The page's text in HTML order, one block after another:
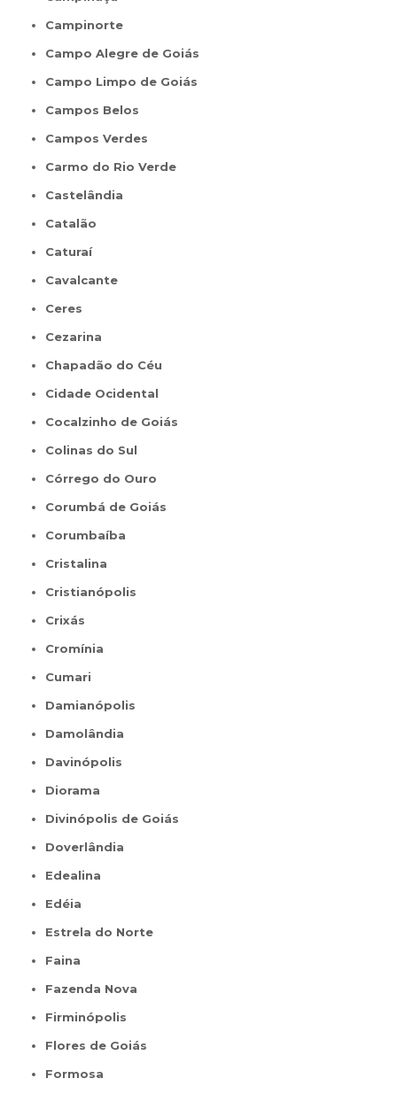
Campinorte
Campo Alegre de Goiás
Campo Limpo de Goiás
Campos Belos
Campos Verdes
Carmo do Rio Verde
Castelândia
Catalão
Caturaí
Cavalcante
Ceres
Cezarina
Chapadão do Céu
Cidade Ocidental
Cocalzinho de Goiás
Colinas do Sul
Córrego do Ouro
Corumbá de Goiás
Corumbaíba
Cristalina
Cristianópolis
Crixás
Cromínia
Cumari
Damianópolis
Damolândia
Davinópolis
Diorama
Divinópolis de Goiás
Doverlândia
Edealina
Edéia
Estrela do Norte
Faina
Fazenda Nova
Firminópolis
Flores de Goiás
Formosa